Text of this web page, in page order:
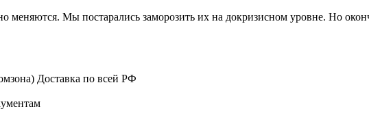
меняются. Мы постарались заморозить их на докризисном уровне. Но
Доставка по всей РФ